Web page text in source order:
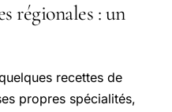
régionales : un
recettes de
propres spécialités,